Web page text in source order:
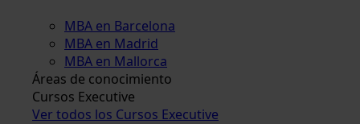
MBA en Barcelona
MBA en Madrid
MBA en Mallorca
Áreas de conocimiento
Cursos Executive
Ver todos los Cursos Executive